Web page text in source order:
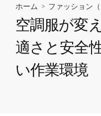
ホーム > ファッション
空調服が変
適さと安全
い作業環境